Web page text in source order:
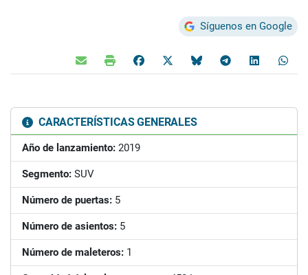
Síguenos en Google
CARACTERÍSTICAS GENERALES
Año de lanzamiento: 2019
Segmento: SUV
Número de puertas: 5
Número de asientos: 5
Número de maleteros: 1